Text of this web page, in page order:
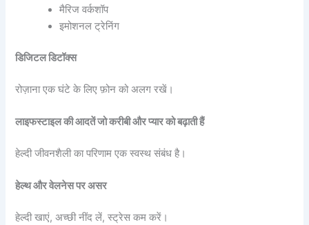
मैरिज वर्कशॉप
इमोशनल ट्रेनिंग
डिजिटल डिटॉक्स
रोज़ाना एक घंटे के लिए फ़ोन को अलग रखें।
लाइफस्टाइल की आदतें जो करीबी और प्यार को बढ़ाती हैं
हेल्दी जीवनशैली का परिणाम एक स्वस्थ संबंध है।
हेल्थ और वेलनेस पर असर
हेल्दी खाएं, अच्छी नींद लें, स्ट्रेस कम करें।